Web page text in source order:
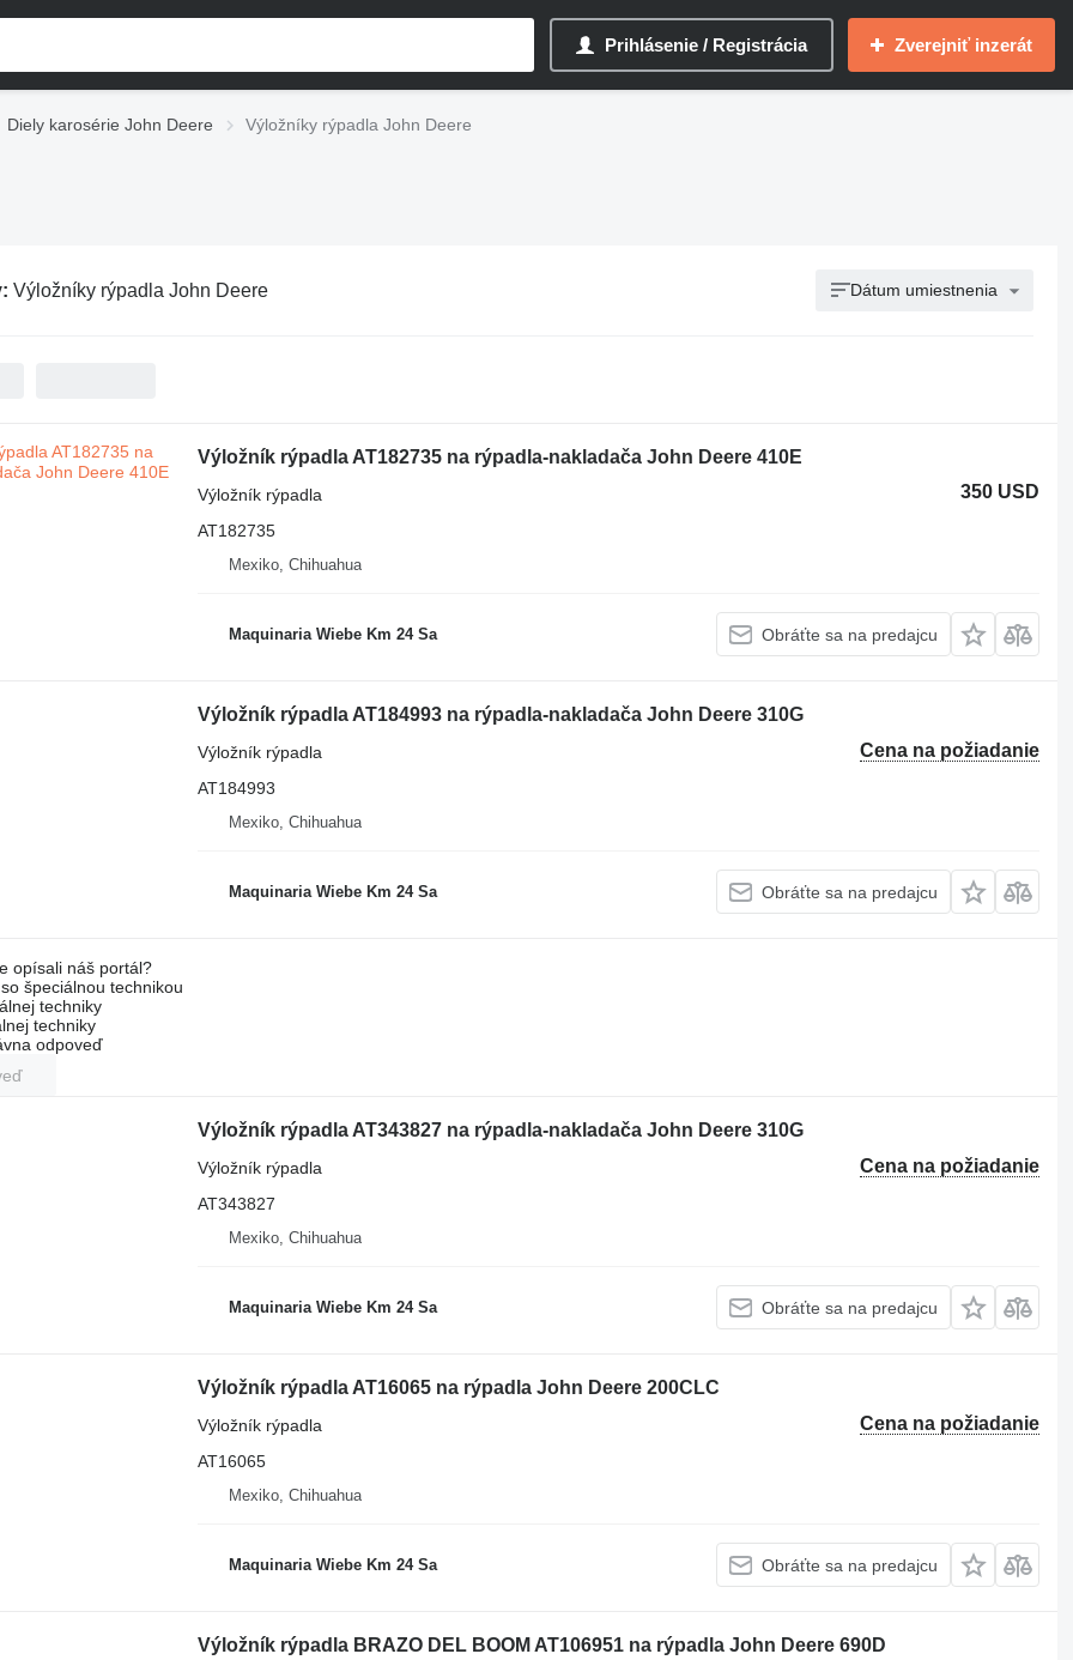
Prihlásenie / Registrácia Zverejniť inzerát
Diely karosérie John Deere Výložníky rýpadla John Deere
Výložníky rýpadla John Deere Dátum umiestnenia
Výložník rýpadla AT182735 na rýpadla-nakladača John Deere 410E
350 USD
Výložník rýpadla
AT182735
Mexiko, Chihuahua
Maquinaria Wiebe Km 24 Sa Obráťte sa na predajcu
Výložník rýpadla AT184993 na rýpadla-nakladača John Deere 310G
Cena na požiadanie
Výložník rýpadla
AT184993
Mexiko, Chihuahua
Maquinaria Wiebe Km 24 Sa Obráťte sa na predajcu
opísali náš portál?
špeciálnou technikou
techniky
techniky
odpoveď
Výložník rýpadla AT343827 na rýpadla-nakladača John Deere 310G
Cena na požiadanie
Výložník rýpadla
AT343827
Mexiko, Chihuahua
Maquinaria Wiebe Km 24 Sa Obráťte sa na predajcu
Výložník rýpadla AT16065 na rýpadla John Deere 200CLC
Cena na požiadanie
Výložník rýpadla
AT16065
Mexiko, Chihuahua
Maquinaria Wiebe Km 24 Sa Obráťte sa na predajcu
Výložník rýpadla BRAZO DEL BOOM AT106951 na rýpadla John Deere 690D